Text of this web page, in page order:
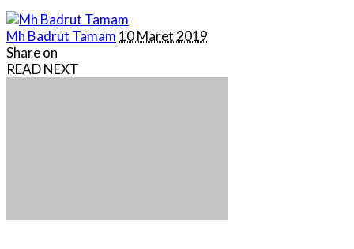
Posted
by
Mh Badrut Tamam 10 Maret 2019
Share on
READ NEXT